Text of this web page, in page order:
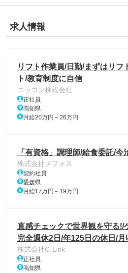
求人情報
リフト作業員/日勤/まずはリフ
ト/教育制度に自信
ニッコン株式会社
正社員
高知県
月給20万円～26万円
「有資格」調理師/給食委託/今
株式会社メフォス
契約社員
愛媛県
月給17万円～19万円
直感チェックで世界観を守る!/
完全週休2日/年125日の休日/
株式会社C-Link
正社員
高知県